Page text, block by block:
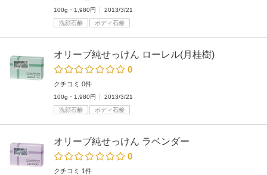
100g・1,980円
2013/3/21
洗顔石鹸
ボディ石鹸
オリーブ純せっけん ローレル(月桂樹)
0
クチコミ 0件
100g・1,980円
2013/3/21
洗顔石鹸
ボディ石鹸
オリーブ純せっけん ラベンダー
0
クチコミ 1件